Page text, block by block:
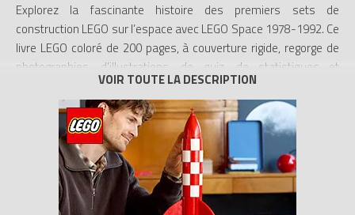
Explorez la fascinante histoire des premiers sets de
construction LEGO sur l’espace avec LEGO Space 1978-1992. Ce
livre LEGO coloré de 200 pages, à couverture rigide, regorge de
photographies, d’illustrations, de quiz, de statistiques et
d’histoires détaillant les incroyables sets sur l’espace
commercialisés entre 1978 et 1992, ainsi que les événements
mondiaux qui ont contribué à leur création. Les jeunes créateurs
d’aujourd’hui, les collectionneurs LEGO et les adultes qui ont
envie de replonger avec nostalgie dans leur enfance vont adorer
- Livre LEGO sur l’espace – Ce livre de 200 pages à couverture